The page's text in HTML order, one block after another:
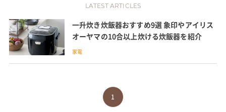
LATEST ARTICLES
一升炊き炊飯器おすすめ9選 象印やアイリス
オーヤマの10合以上炊ける炊飯器を紹介
家電
1